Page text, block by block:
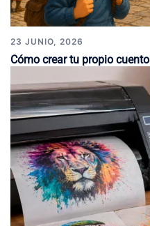
23 JUNIO, 2026
Cómo crear tu propio cuento